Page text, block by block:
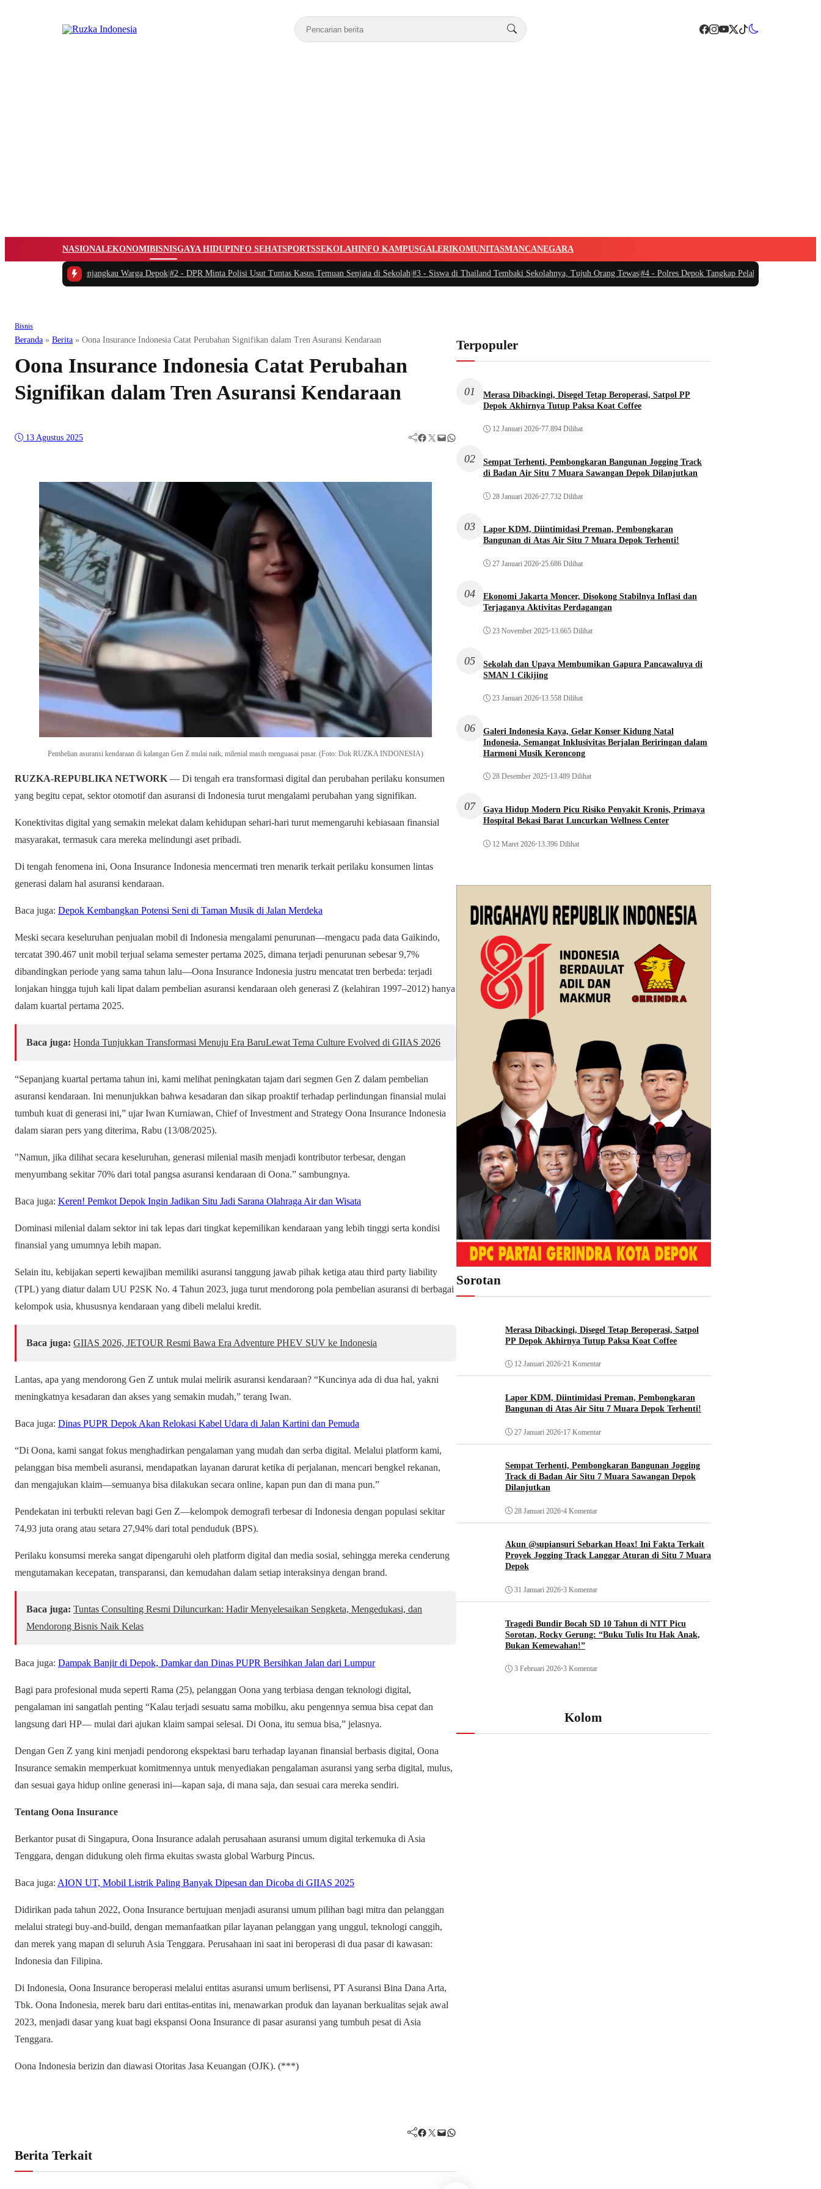
NASIONALEKONOMIBISNISGAYA HIDUPINFO SEHATSPORTSSEKOLAHINFO KAMPUSGALERIKOMUNITASMANCANEGARA
Menjangkau Warga Depok|#2 -DPR Minta Polisi Usut Tuntas Kasus Temuan Senjata di Sekolah|#3 -Siswa di Thailand Tembaki Sekolahnya, Tujuh Orang Tewas |#4 -Polres Depok Tangkap Pelaku Persetubuhan Paksa Ayah
Bisnis
Beranda » Berita » Oona Insurance Indonesia Catat Perubahan Signifikan dalam Tren Asuransi Kendaraan
Oona Insurance Indonesia Catat Perubahan
Signifikan dalam Tren Asuransi Kendaraan
13 Agustus 2025 Facebook Twitter Mail WhatsApp
Pembelian asuransi kendaraan di kalangan Gen Z mulai naik, milenial masih menguasai pasar. (Foto: Dok RUZKA INDONESIA)
RUZKA-REPUBLIKA NETWORK — Di tengah era transformasi digital dan perubahan perilaku konsumen
yang begitu cepat, sektor otomotif dan asuransi di Indonesia turut mengalami perubahan yang signifikan.
Konektivitas digital yang semakin melekat dalam kehidupan sehari-hari turut memengaruhi kebiasaan finansial
masyarakat, termasuk cara mereka melindungi aset pribadi.
Di tengah fenomena ini, Oona Insurance Indonesia mencermati tren menarik terkait perilaku konsumen lintas
generasi dalam hal asuransi kendaraan.
Baca juga: Depok Kembangkan Potensi Seni di Taman Musik di Jalan Merdeka
Meski secara keseluruhan penjualan mobil di Indonesia mengalami penurunan—mengacu pada data Gaikindo,
tercatat 390.467 unit mobil terjual selama semester pertama 2025, dimana terjadi penurunan sebesar 9,7%
dibandingkan periode yang sama tahun lalu—Oona Insurance Indonesia justru mencatat tren berbeda: terjadi
lonjakan hingga tujuh kali lipat dalam pembelian asuransi kendaraan oleh generasi Z (kelahiran 1997–2012) hanya
dalam kuartal pertama 2025.
Baca juga: Honda Tunjukkan Transformasi Menuju Era BaruLewat Tema Culture Evolved di GIIAS 2026
“Sepanjang kuartal pertama tahun ini, kami melihat peningkatan tajam dari segmen Gen Z dalam pembelian
asuransi kendaraan. Ini menunjukkan bahwa kesadaran dan sikap proaktif terhadap perlindungan finansial mulai
tumbuh kuat di generasi ini,” ujar Iwan Kurniawan, Chief of Investment and Strategy Oona Insurance Indonesia
dalam siaran pers yang diterima, Rabu (13/08/2025).
"Namun, jika dilihat secara keseluruhan, generasi milenial masih menjadi kontributor terbesar, dengan
menyumbang sekitar 70% dari total pangsa asuransi kendaraan di Oona.” sambungnya.
Baca juga: Keren! Pemkot Depok Ingin Jadikan Situ Jadi Sarana Olahraga Air dan Wisata
Dominasi milenial dalam sektor ini tak lepas dari tingkat kepemilikan kendaraan yang lebih tinggi serta kondisi
finansial yang umumnya lebih mapan.
Selain itu, kebijakan seperti kewajiban memiliki asuransi tanggung jawab pihak ketiga atau third party liability
(TPL) yang diatur dalam UU P2SK No. 4 Tahun 2023, juga turut mendorong pola pembelian asuransi di berbagai
kelompok usia, khususnya kendaraan yang dibeli melalui kredit.
Baca juga: GIIAS 2026, JETOUR Resmi Bawa Era Adventure PHEV SUV ke Indonesia
Lantas, apa yang mendorong Gen Z untuk mulai melirik asuransi kendaraan? “Kuncinya ada di dua hal, yakni
meningkatnya kesadaran dan akses yang semakin mudah,” terang Iwan.
Baca juga: Dinas PUPR Depok Akan Relokasi Kabel Udara di Jalan Kartini dan Pemuda
“Di Oona, kami sangat fokus menghadirkan pengalaman yang mudah dan serba digital. Melalui platform kami,
pelanggan bisa membeli asuransi, mendapatkan layanan darurat ketika di perjalanan, mencari bengkel rekanan,
dan mengajukan klaim—semuanya bisa dilakukan secara online, kapan pun dan di mana pun.”
Pendekatan ini terbukti relevan bagi Gen Z—kelompok demografi terbesar di Indonesia dengan populasi sekitar
74,93 juta orang atau setara 27,94% dari total penduduk (BPS).
Perilaku konsumsi mereka sangat dipengaruhi oleh platform digital dan media sosial, sehingga mereka cenderung
mengutamakan kecepatan, transparansi, dan kemudahan dalam setiap interaksinya dengan brand.
Baca juga: Tuntas Consulting Resmi Diluncurkan: Hadir Menyelesaikan Sengketa, Mengedukasi, dan
Mendorong Bisnis Naik Kelas
Baca juga: Dampak Banjir di Depok, Damkar dan Dinas PUPR Bersihkan Jalan dari Lumpur
Bagi para profesional muda seperti Rama (25), pelanggan Oona yang terbiasa dengan teknologi digital,
pengalaman ini sangatlah penting “Kalau terjadi sesuatu sama mobilku, aku pengennya semua bisa cepat dan
langsung dari HP— mulai dari ajukan klaim sampai selesai. Di Oona, itu semua bisa,” jelasnya.
Dengan Gen Z yang kini menjadi pendorong ekspektasi baru terhadap layanan finansial berbasis digital, Oona
Insurance semakin memperkuat komitmennya untuk menyediakan pengalaman asuransi yang serba digital, mulus,
dan sesuai gaya hidup online generasi ini—kapan saja, di mana saja, dan sesuai cara mereka sendiri.
Tentang Oona Insurance
Berkantor pusat di Singapura, Oona Insurance adalah perusahaan asuransi umum digital terkemuka di Asia
Tenggara, dengan didukung oleh firma ekuitas swasta global Warburg Pincus.
Baca juga: AION UT, Mobil Listrik Paling Banyak Dipesan dan Dicoba di GIIAS 2025
Didirikan pada tahun 2022, Oona Insurance bertujuan menjadi asuransi umum pilihan bagi mitra dan pelanggan
melalui strategi buy-and-build, dengan memanfaatkan pilar layanan pelanggan yang unggul, teknologi canggih,
dan merek yang mapan di seluruh Asia Tenggara. Perusahaan ini saat ini beroperasi di dua pasar di kawasan:
Indonesia dan Filipina.
Di Indonesia, Oona Insurance beroperasi melalui entitas asuransi umum berlisensi, PT Asuransi Bina Dana Arta,
Tbk. Oona Indonesia, merek baru dari entitas-entitas ini, menawarkan produk dan layanan berkualitas sejak awal
2023, menjadi dasar yang kuat bagi ekspansi Oona Insurance di pasar asuransi yang tumbuh pesat di Asia
Tenggara.
Oona Indonesia berizin dan diawasi Otoritas Jasa Keuangan (OJK). (***)
Facebook Twitter Mail WhatsApp
Berita Terkait
Terpopuler
01
Merasa Dibackingi, Disegel Tetap Beroperasi, Satpol PP
Depok Akhirnya Tutup Paksa Koat Coffee
12 Januari 2026•77.894 Dilihat
02
Sempat Terhenti, Pembongkaran Bangunan Jogging Track
di Badan Air Situ 7 Muara Sawangan Depok Dilanjutkan
28 Januari 2026•27.732 Dilihat
03
Lapor KDM, Diintimidasi Preman, Pembongkaran
Bangunan di Atas Air Situ 7 Muara Depok Terhenti!
27 Januari 2026•25.686 Dilihat
04
Ekonomi Jakarta Moncer, Disokong Stabilnya Inflasi dan
Terjaganya Aktivitas Perdagangan
23 November 2025•13.665 Dilihat
05
Sekolah dan Upaya Membumikan Gapura Pancawaluya di
SMAN 1 Cikijing
23 Januari 2026•13.558 Dilihat
06
Galeri Indonesia Kaya, Gelar Konser Kidung Natal
Indonesia, Semangat Inklusivitas Berjalan Beriringan dalam
Harmoni Musik Keroncong
28 Desember 2025•13.489 Dilihat
07
Gaya Hidup Modern Picu Risiko Penyakit Kronis, Primaya
Hospital Bekasi Barat Luncurkan Wellness Center
12 Maret 2026•13.396 Dilihat
Sorotan
Merasa Dibackingi, Disegel Tetap Beroperasi, Satpol
PP Depok Akhirnya Tutup Paksa Koat Coffee
12 Januari 2026•21 Komentar
Lapor KDM, Diintimidasi Preman, Pembongkaran
Bangunan di Atas Air Situ 7 Muara Depok Terhenti!
27 Januari 2026•17 Komentar
Sempat Terhenti, Pembongkaran Bangunan Jogging
Track di Badan Air Situ 7 Muara Sawangan Depok
Dilanjutkan
28 Januari 2026•4 Komentar
Akun @supiansuri Sebarkan Hoax! Ini Fakta Terkait
Proyek Jogging Track Langgar Aturan di Situ 7 Muara
Depok
31 Januari 2026•3 Komentar
Tragedi Bundir Bocah SD 10 Tahun di NTT Picu
Sorotan, Rocky Gerung: “Buku Tulis Itu Hak Anak,
Bukan Kemewahan!”
3 Februari 2026•3 Komentar
Kolom